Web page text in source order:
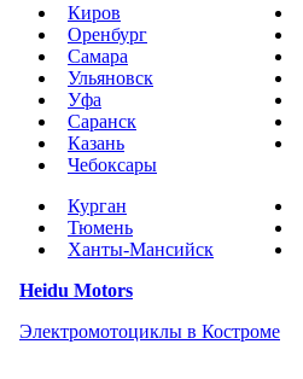
Киров
Оренбург
Самара
Ульяновск
Уфа
Саранск
Казань
Чебоксары
Курган
Тюмень
Ханты-Мансийск
Heidu Motors
Электромотоциклы в Костроме